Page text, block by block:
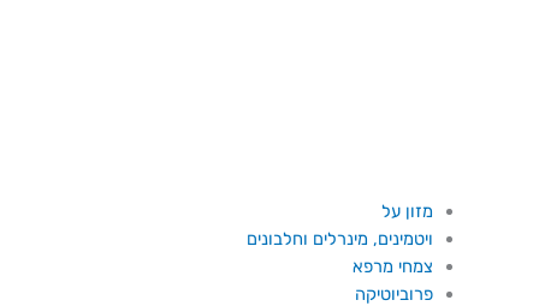
מזון על
ויטמינים, מינרלים וחלבונים
צמחי מרפא
פרוביוטיקה